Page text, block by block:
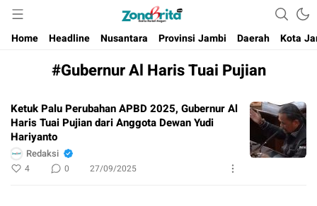
Berita Harian Negeri
Home
Headline Nusantara Provinsi Jambi Daerah Kota
#Gubernur Al Haris Tuai Pujian
Ketuk Palu Perubahan APBD 2025, Gubernur Al
Haris Tuai Pujian dari Anggota Dewan Yudi
Hariyanto
Redaksi
4 0 27/09/2025